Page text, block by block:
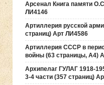
Арсенал Книга памяти
ЛИ4146
Артиллерия русской
страниц) Арт ЛИ4586
Артиллерия СССР в
войны (63 страницы, А4)
Архипелаг ГУЛАГ 1918-
3-4 части (357 страниц)